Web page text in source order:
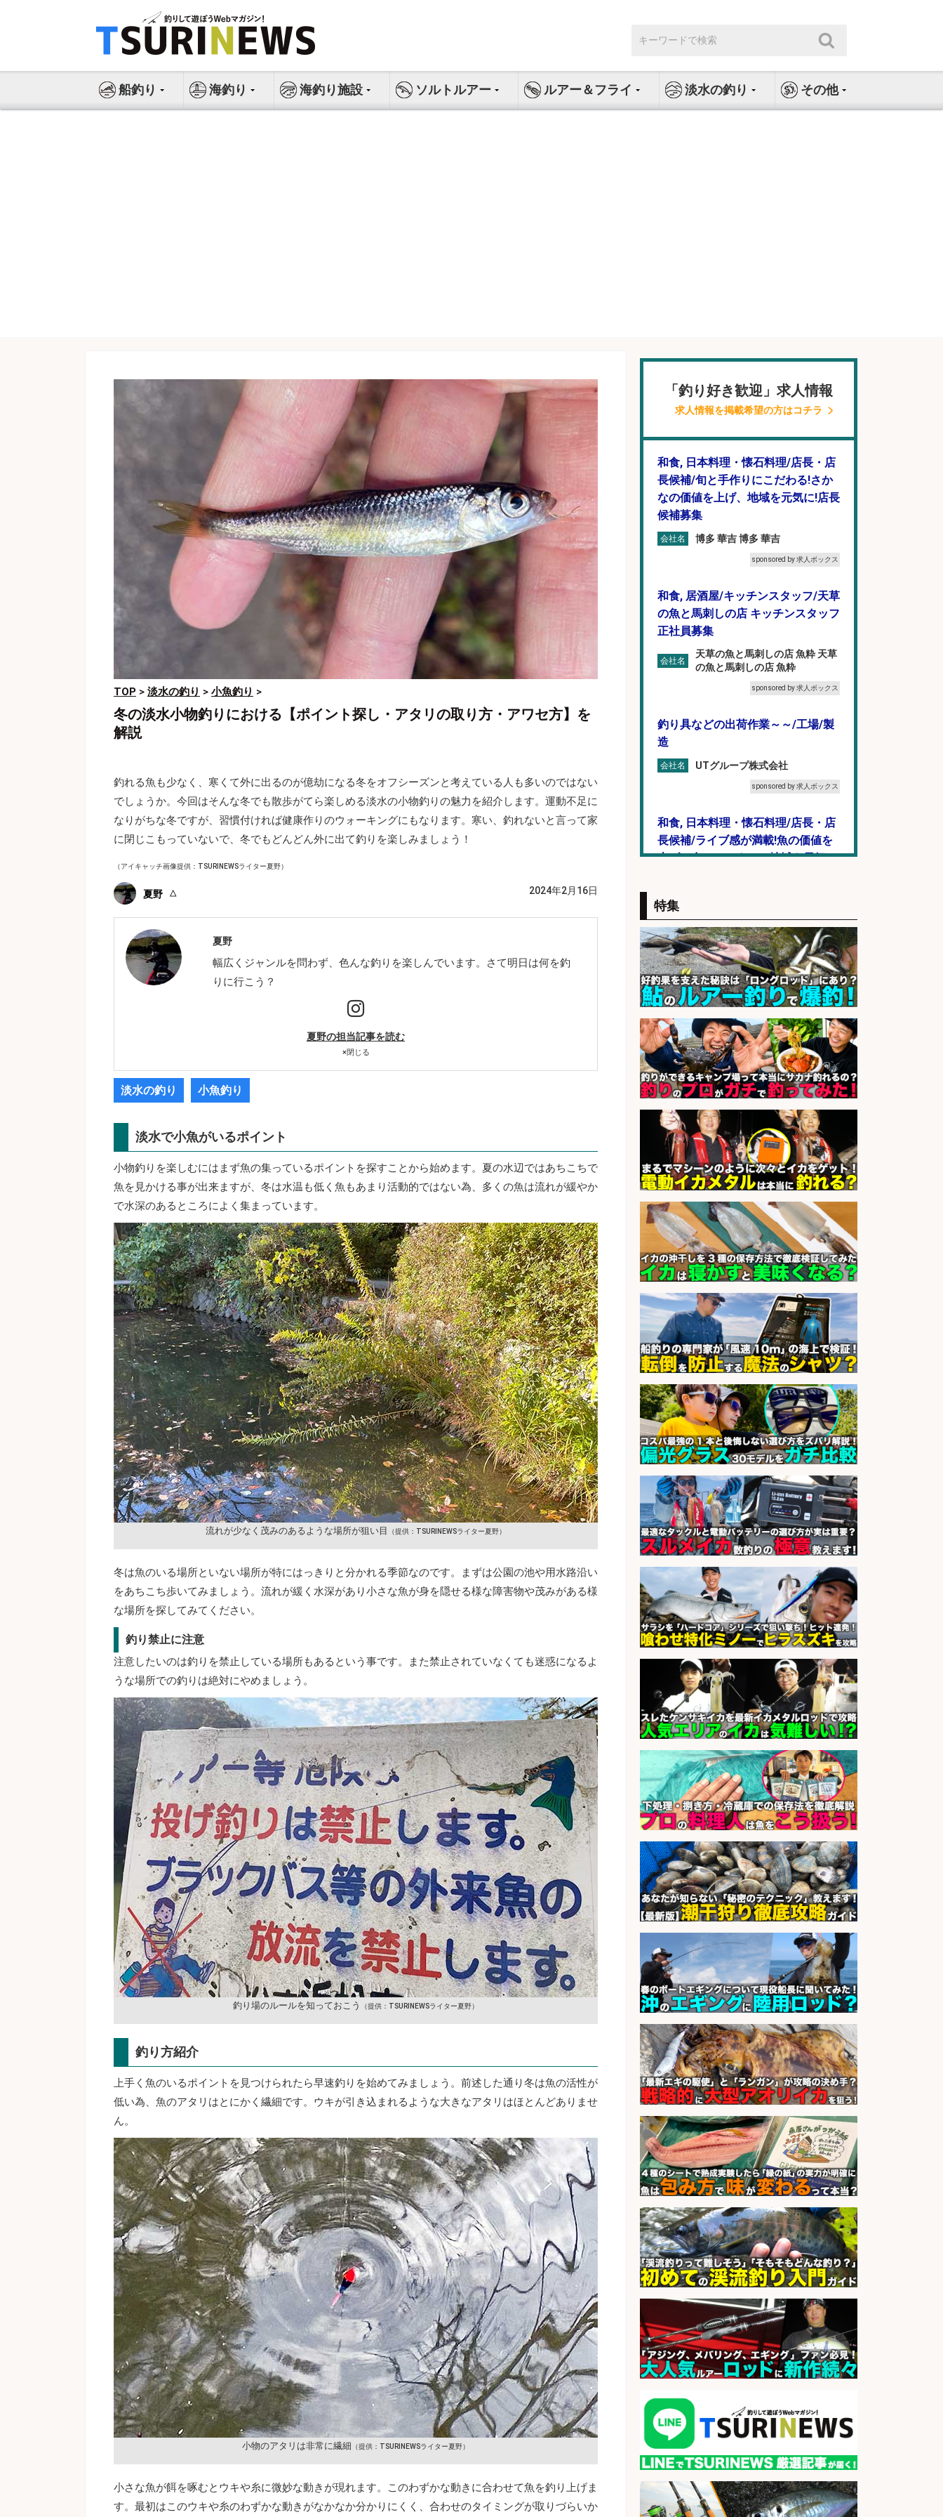
ス
索:
船釣り 海釣り 海釣り施設 ソルトルアー ルアー＆フライ 淡水の釣り その他
TOP > 淡水の釣り > 小魚釣り >
冬の淡水小物釣りにおける【ポイント探し・アタリの取り方・アワセ方】を
解説
釣れる魚も少なく、寒くて外に出るのが億劫になる冬をオフシーズンと考えている人も多いのではない
でしょうか。今回はそんな冬でも散歩がてら楽しめる淡水の小物釣りの魅力を紹介します。運動不足に
なりがちな冬ですが、習慣付ければ健康作りのウォーキングにもなります。寒い、釣れないと言って家
に閉じこもっていないで、冬でもどんどん外に出て釣りを楽しみましょう！
（アイキャッチ画像提供：TSURINEWSライター夏野）
夏野 2024年2月16日
夏野
幅広くジャンルを問わず、色んな釣りを楽しんでいます。さて明日は何を釣
りに行こう？
夏野の担当記事を読む
×閉じる
淡水の釣り 小魚釣り
淡水で小魚がいるポイント
小物釣りを楽しむにはまず魚の集っているポイントを探すことから始めます。夏の水辺ではあちこちで
魚を見かける事が出来ますが、冬は水温も低く魚もあまり活動的ではない為、多くの魚は流れが緩やか
で水深のあるところによく集まっています。
流れが少なく茂みのあるような場所が狙い目 （提供：TSURINEWSライター夏野）
冬は魚のいる場所といない場所が特にはっきりと分かれる季節なのです。まずは公園の池や用水路沿い
をあちこち歩いてみましょう。流れが緩く水深があり小さな魚が身を隠せる様な障害物や茂みがある様
な場所を探してみてください。
釣り禁止に注意
注意したいのは釣りを禁止している場所もあるという事です。また禁止されていなくても迷惑になるよ
うな場所での釣りは絶対にやめましょう。
釣り場のルールを知っておこう （提供：TSURINEWSライター夏野）
釣り方紹介
上手く魚のいるポイントを見つけられたら早速釣りを始めてみましょう。前述した通り冬は魚の活性が
低い為、魚のアタリはとにかく繊細です。ウキが引き込まれるような大きなアタリはほとんどありませ
ん。
小物のアタリは非常に繊細 （提供：TSURINEWSライター夏野）
小さな魚が餌を啄むとウキや糸に微妙な動きが現れます。このわずかな動きに合わせて魚を釣り上げま
す。最初はこのウキや糸のわずかな動きがなかなか分かりにくく、合わせのタイミングが取りづらいか
「釣り好き歓迎」求人情報
求人情報を掲載希望の方はコチラ
和食, 日本料理・懐石料理/店長・店
長候補/旬と手作りにこだわる!さか
なの価値を上げ、地域を元気に!店長
候補募集
会社名 博多 華吉 博多 華吉
sponsored by 求人ボックス
和食, 居酒屋/キッチンスタッフ/天草
の魚と馬刺しの店 キッチンスタッフ
正社員募集
会社名
天草の魚と馬刺しの店 魚粋 天草
の魚と馬刺しの店 魚粋
sponsored by 求人ボックス
釣り具などの出荷作業～～/工場/製
造
会社名 UTグループ株式会社
sponsored by 求人ボックス
和食, 日本料理・懐石料理/店長・店
長候補/ライブ感が満載!魚の価値を
上げ、食とエンタメで地域を元気に!
会社名
sponsored by 求人ボックス
大手釣り具メーカー 電動リールの機
械設計/NX/44万～
会社名
パーソル エクセル HRパートナ
ーズ株式会社
sponsored by 求人ボックス
配達/ドライバー/ドライバー補助 魚
の梱包 年齢経験不問/完全週休2日で
最低月収33万円保証
会社名 株式会社ワイズ
sponsored by 求人ボックス
で/残業なし/未経験大歓迎
会社名 株式会社グロップ 広島オフィス
sponsored by 求人ボックス
和食, 居酒屋/調理見習い・調理補助/
新鮮な魚料理×おでんの和食居酒屋
の若手スタッフ
会社名 サカナのハチベエ 矢場町店
sponsored by 求人ボックス
和食, 日本料理・懐石料理/店長・店
長候補/本物を知る大人の隠れ家!魚
の価値を上げ、地域を元気に!店長候
補募集
会社名 酒場あらかぶ 酒場あらかぶ
sponsored by 求人ボックス
居酒屋/レストランサービス・ホー
酒場で元気に働くホールスタッフを
募集
会社名 アカマル屋鮮魚店 大山店
sponsored by 求人ボックス
さらに求人情報を見る
特集